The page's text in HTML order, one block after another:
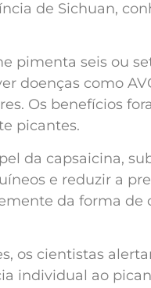
de Sichuan,
pimenta seis ou
doenças como
Os benefícios
picantes.
da capsaicina,
e reduzir a
da forma de
os cientistas
individual ao